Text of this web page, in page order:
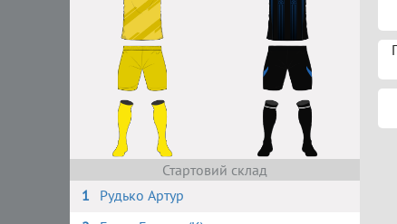
Стартовий склад
1
Рудько Артур